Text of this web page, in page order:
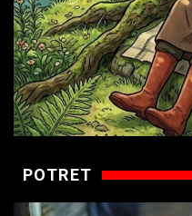
POTRET